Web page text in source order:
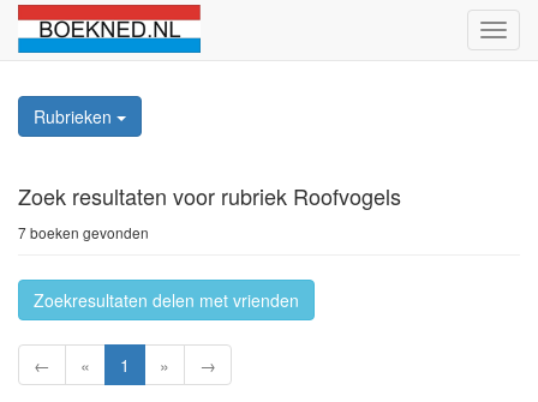
Rubrieken
Zoek resultaten voor rubriek Roofvogels
7 boeken gevonden
Zoekresultaten delen met vrienden
← « 1 » →